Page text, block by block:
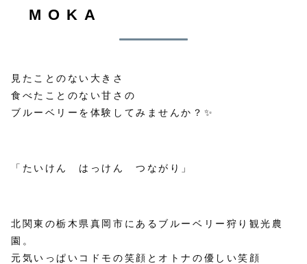
MOKA
見たことのない大きさ
食べたことのない甘さの
ブルーベリーを体験してみませんか？✨
「たいけん はっけん つながり」
北関東の栃木県真岡市にあるブルーベリー狩り観光農
園。
元気いっぱいコドモの笑顔とオトナの優しい笑顔